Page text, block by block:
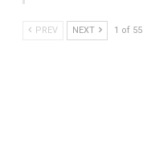
PREV NEXT 1 of 55